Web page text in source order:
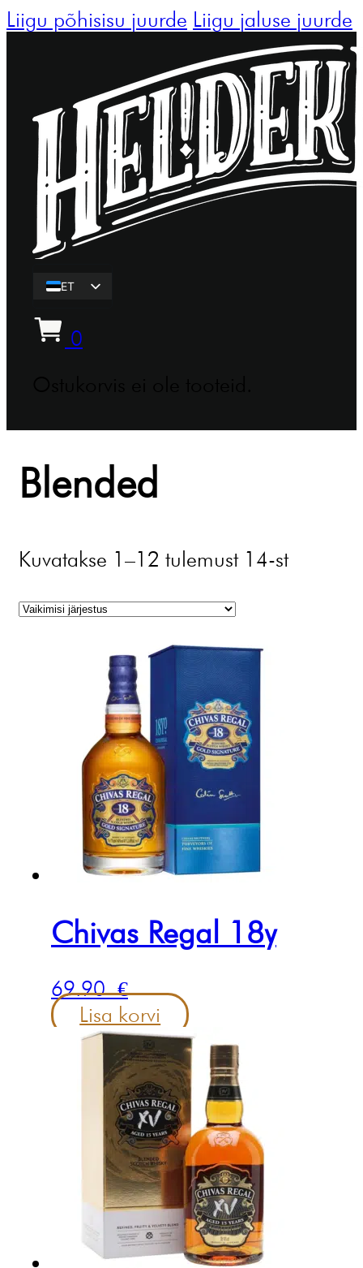
Liigu põhisisu juurde Liigu jaluse juurde
ET
0
Blended
Kuvatakse 1–12 tulemust 14-st
Chivas Regal 18y
69.90€
Lisa korvi